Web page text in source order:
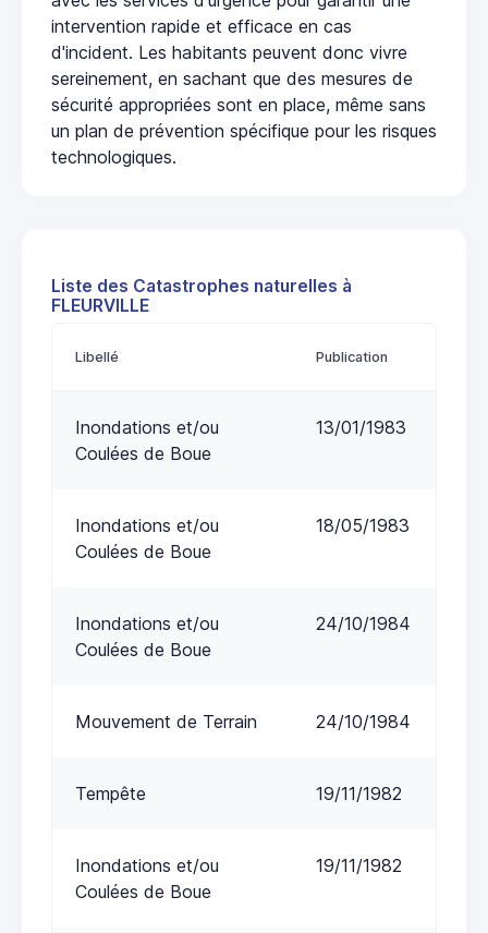
intervention rapide et efficace en cas
d'incident. Les habitants peuvent donc vivre
sereinement, en sachant que des mesures de
sécurité appropriées sont en place, même sans
un plan de prévention spécifique pour les risques
technologiques.
Liste des Catastrophes naturelles à
FLEURVILLE
Libellé Publication
Inondations et/ou
Coulées de Boue
13/01/1983
Inondations et/ou
Coulées de Boue
18/05/1983
Inondations et/ou
Coulées de Boue
24/10/1984
Mouvement de Terrain 24/10/1984
Tempête 19/11/1982
Inondations et/ou
Coulées de Boue
19/11/1982